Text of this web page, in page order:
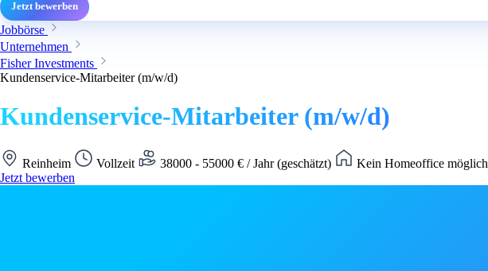
Jetzt bewerben
Jobbörse
Unternehmen
Fisher Investments
Kundenservice-Mitarbeiter (m/w/d)
Kundenservice-Mitarbeiter (m/w/d)
Reinheim Vollzeit 38000 - 55000 € / Jahr (geschätzt)
Kein Homeoffice möglich
Jetzt bewerben